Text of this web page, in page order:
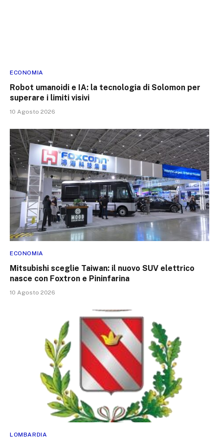
ECONOMIA
Robot umanoidi e IA: la tecnologia di Solomon per
superare i limiti visivi
10 Agosto 2026
ECONOMIA
Mitsubishi sceglie Taiwan: il nuovo SUV elettrico
nasce con Foxtron e Pininfarina
10 Agosto 2026
LOMBARDIA